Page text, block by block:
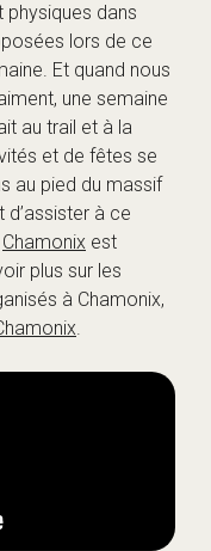
physiques dans
lors de ce
Et quand nous
une semaine
au trail et à la
et de fêtes se
au pied du massif
à ce
Chamonix est
plus sur les
à Chamonix,
.